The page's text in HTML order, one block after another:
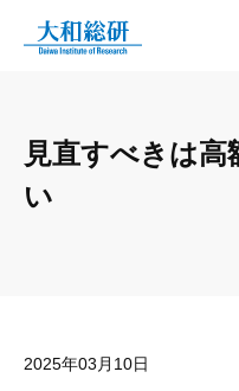
見直すべきは
い
2025年03月10日